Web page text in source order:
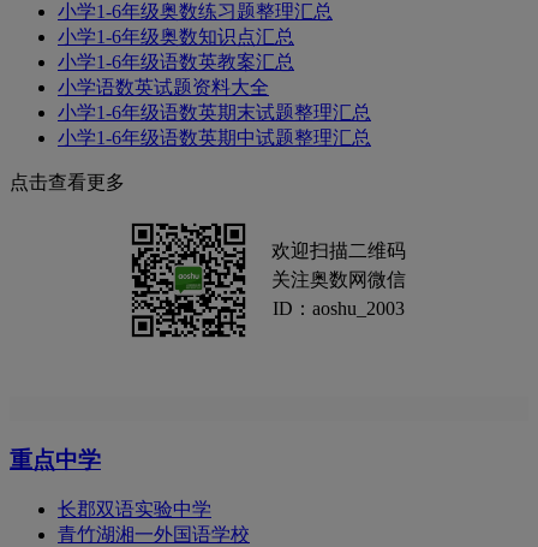
小学1-6年级奥数练习题整理汇总
小学1-6年级奥数知识点汇总
小学1-6年级语数英教案汇总
小学语数英试题资料大全
小学1-6年级语数英期末试题整理汇总
小学1-6年级语数英期中试题整理汇总
点击查看更多
欢迎扫描二维码
关注奥数网微信
ID：aoshu_2003
重点中学
长郡双语实验中学
青竹湖湘一外国语学校